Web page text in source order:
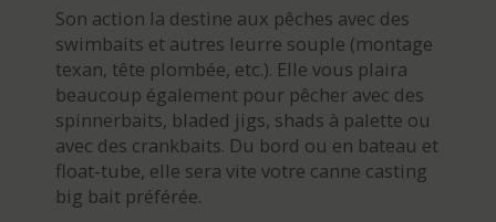
Son action la destine aux pêches avec des
swimbaits et autres leurre souple (montage
texan, tête plombée, etc.). Elle vous plaira
beaucoup également pour pêcher avec des
spinnerbaits, bladed jigs, shads à palette ou
avec des crankbaits. Du bord ou en bateau et
float-tube, elle sera vite votre canne casting
big bait préférée.